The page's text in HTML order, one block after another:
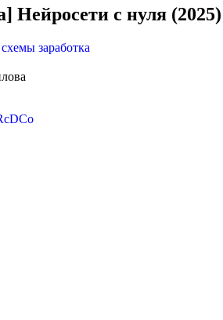
Нейросети с нуля (2025)
заработка